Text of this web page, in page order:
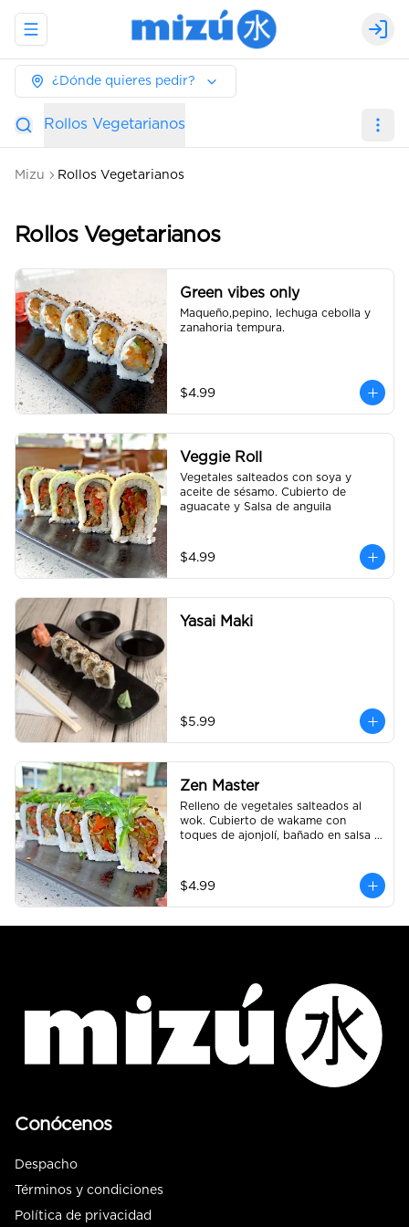
Abrir menu de navegación
¿Dónde quieres pedir?
Rollos Vegetarianos
Mizu Rollos Vegetarianos
Rollos Vegetarianos
Green vibes only
Maqueño,pepino, lechuga cebolla y
zanahoria tempura.
$4.99
Veggie Roll
Vegetales salteados con soya y
aceite de sésamo. Cubierto de
aguacate y Salsa de anguila
$4.99
Yasai Maki
$5.99
Zen Master
Relleno de vegetales salteados al
wok. Cubierto de wakame con
toques de ajonjolí, bañado en salsa
$4.99
Conócenos
Despacho
Términos y condiciones
Política de privacidad